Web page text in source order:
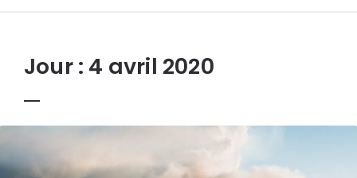
Jour : 4 avril 2020